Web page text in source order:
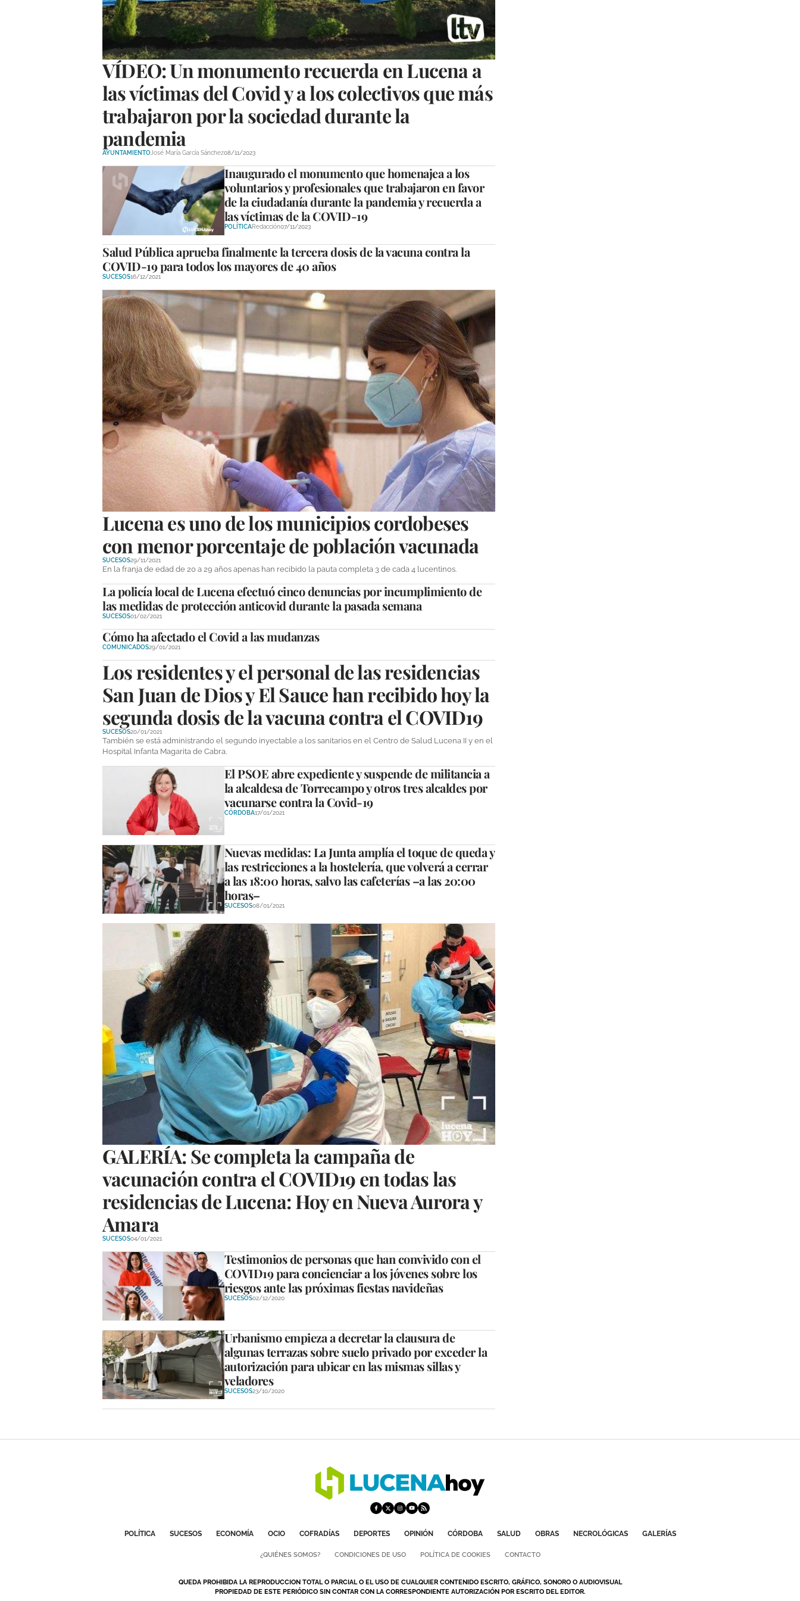
VÍDEO: Un monumento recuerda en Lucena a
las víctimas del Covid y a los colectivos que más
trabajaron por la sociedad durante la
pandemia
AYUNTAMIENTOJosé María García Sánchez08/11/2023
Inaugurado el monumento que homenajea a los
voluntarios y profesionales que trabajaron en favor
de la ciudadanía durante la pandemia y recuerda a
las víctimas de la COVID-19
POLÍTICARedacción07/11/2023
Salud Pública aprueba finalmente la tercera dosis de la vacuna contra la
COVID-19 para todos los mayores de 40 años
SUCESOS16/12/2021
Lucena es uno de los municipios cordobeses
con menor porcentaje de población vacunada
SUCESOS29/11/2021
En la franja de edad de 20 a 29 años apenas han recibido la pauta completa 3 de cada 4 lucentinos.
La policía local de Lucena efectuó cinco denuncias por incumplimiento de
las medidas de protección anticovid durante la pasada semana
SUCESOS01/02/2021
Cómo ha afectado el Covid a las mudanzas
COMUNICADOS29/01/2021
Los residentes y el personal de las residencias
San Juan de Dios y El Sauce han recibido hoy la
segunda dosis de la vacuna contra el COVID19
SUCESOS20/01/2021
También se está administrando el segundo inyectable a los sanitarios en el Centro de Salud Lucena II y en el
Hospital Infanta Magarita de Cabra.
El PSOE abre expediente y suspende de militancia a
la alcaldesa de Torrecampo y otros tres alcaldes por
vacunarse contra la Covid-19
CÓRDOBA17/01/2021
Nuevas medidas: La Junta amplía el toque de queda y
las restricciones a la hostelería, que volverá a cerrar
a las 18:00 horas, salvo las cafeterías –a las 20:00
horas–
SUCESOS08/01/2021
GALERÍA: Se completa la campaña de
vacunación contra el COVID19 en todas las
residencias de Lucena: Hoy en Nueva Aurora y
Amara
SUCESOS04/01/2021
Testimonios de personas que han convivido con el
COVID19 para concienciar a los jóvenes sobre los
riesgos ante las próximas fiestas navideñas
SUCESOS02/12/2020
Urbanismo empieza a decretar la clausura de
algunas terrazas sobre suelo privado por exceder la
autorización para ubicar en las mismas sillas y
veladores
SUCESOS23/10/2020
POLÍTICA SUCESOS ECONOMÍA OCIO COFRADÍAS DEPORTES OPINIÓN CÓRDOBA SALUD OBRAS NECROLÓGICAS GALERÍAS
¿QUIÉNES SOMOS? CONDICIONES DE USO POLÍTICA DE COOKIES CONTACTO
QUEDA PROHIBIDA LA REPRODUCCION TOTAL O PARCIAL O EL USO DE CUALQUIER CONTENIDO ESCRITO, GRÁFICO, SONORO O AUDIOVISUAL
PROPIEDAD DE ESTE PERIÓDICO SIN CONTAR CON LA CORRESPONDIENTE AUTORIZACIÓN POR ESCRITO DEL EDITOR.